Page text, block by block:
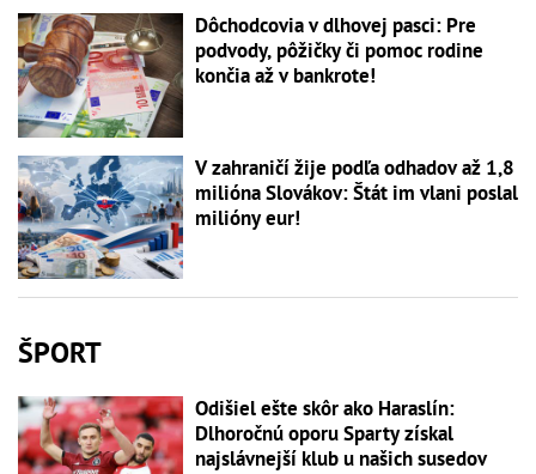
Dôchodcovia v dlhovej pasci: Pre
podvody, pôžičky či pomoc rodine
končia až v bankrote!
V zahraničí žije podľa odhadov až 1,8
milióna Slovákov: Štát im vlani poslal
milióny eur!
ŠPORT
Odišiel ešte skôr ako Haraslín:
Dlhoročnú oporu Sparty získal
najslávnejší klub u našich susedov